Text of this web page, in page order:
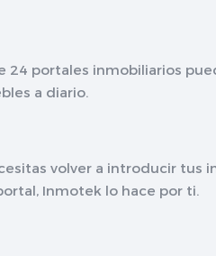
24 portales inmobiliarios
a diario.
volver a introducir tus
Inmotek lo hace por ti.